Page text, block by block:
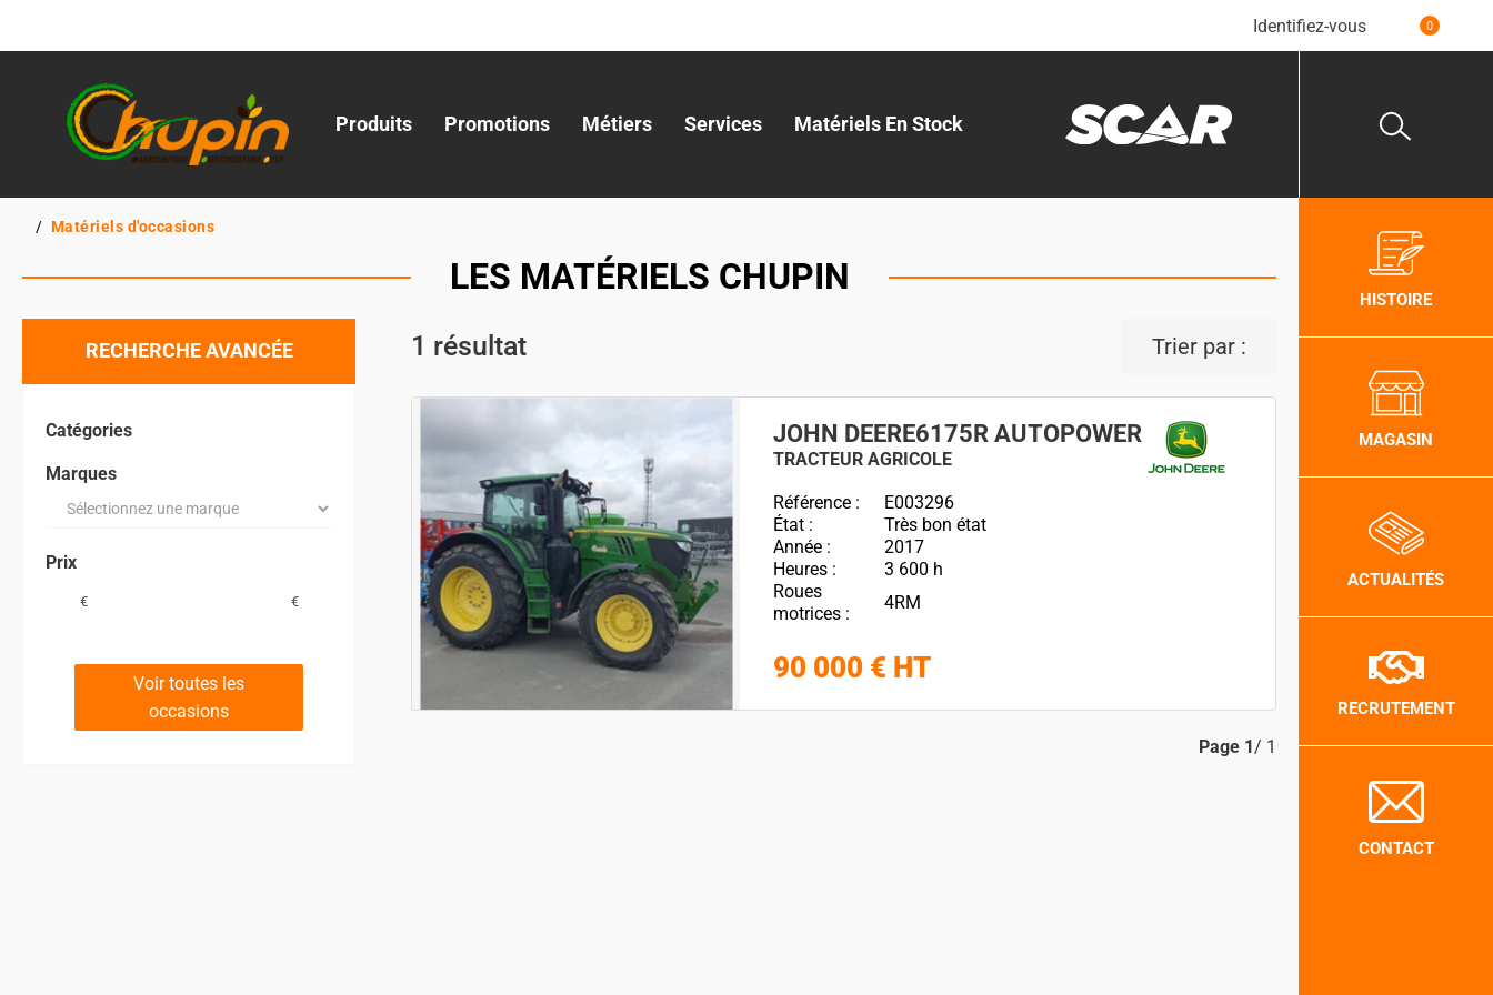
Identifiez-vous 0
Produits Promotions Métiers Services Matériels En Stock
Matériels d'occasions
LES MATÉRIELS CHUPIN
RECHERCHE AVANCÉE
Catégories
Marques
Prix
€ €
Voir toutes les
occasions
1 résultat Trier par :
TRACTEUR AGRICOLE
JOHN DEERE6175R AUTOPOWER
Référence
E003296
État
Très bon état
Année
2017
Heures
3 600 h
Roues
motrices
4RM
90 000 € HT
Page 1/ 1
HISTOIRE
MAGASIN
ACTUALITÉS
RECRUTEMENT
CONTACT